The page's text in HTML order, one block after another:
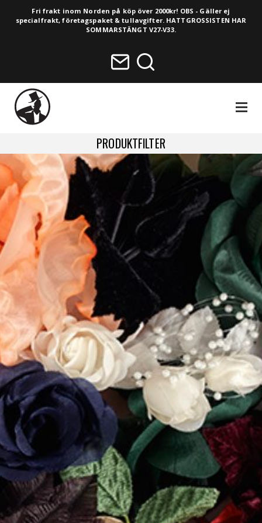
Fri frakt inom Norden på köp över 2000kr! OBS - Gäller ej
specialfrakt, företagspaket & tullavgifter. HATTGROSSISTEN HAR
SOMMARSTÄNGT V27-V33.
PRODUKTFILTER
HELA SORTIMENTET
NYHETER
VINTAGE
LIMITERADE
UTGÅENDE